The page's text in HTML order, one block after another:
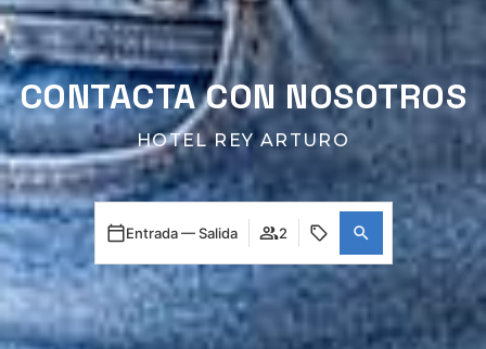
CONTACTA CON NOSOTROS
HOTEL REY ARTURO
Entrada — Salida 2